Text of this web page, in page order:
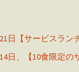
日【サービスラン
日、【10食限定の